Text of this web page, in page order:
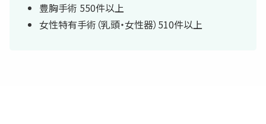
豊胸手術 550件以上
女性特有手術（乳頭・女性器）510件以上